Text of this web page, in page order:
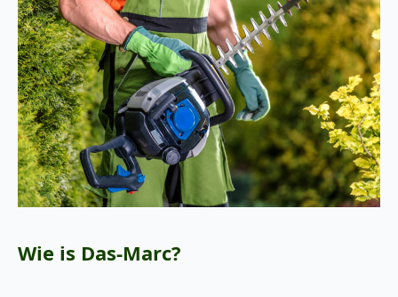
Wie is Das-Marc?